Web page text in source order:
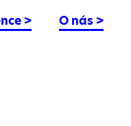
> O nás >